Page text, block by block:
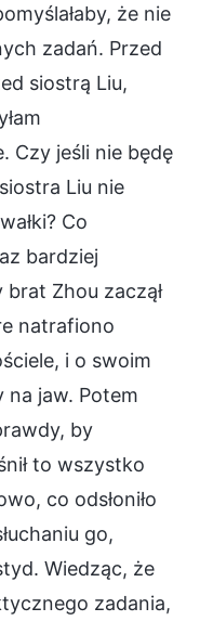
że nie
zadań. Przed
siostrą Liu,
Czy jeśli nie będę
Liu nie
Co
bardziej
Zhou zaczął
natrafiono
i o swoim
na jaw. Potem
by
to wszystko
co odsłoniło
go,
Wiedząc, że
zadania,